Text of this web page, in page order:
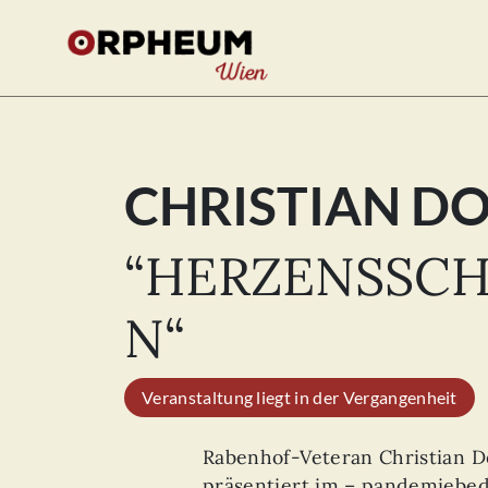
CHRISTIAN
N“
Veranstaltung liegt in der Vergangenheit
Rabenhof-Veteran Christian